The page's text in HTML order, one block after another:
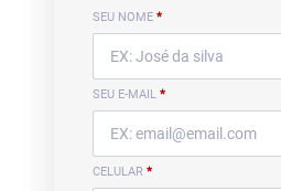
SEU NOME *
SEU E-MAIL *
CELULAR *